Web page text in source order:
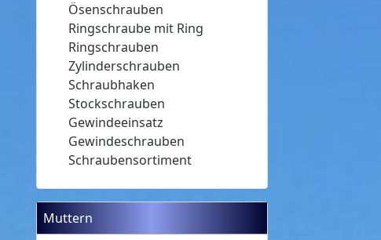
Ösenschrauben
Ringschraube mit Ring
Ringschrauben
Zylinderschrauben
Schraubhaken
Stockschrauben
Gewindeeinsatz
Gewindeschrauben
Schraubensortiment
Muttern